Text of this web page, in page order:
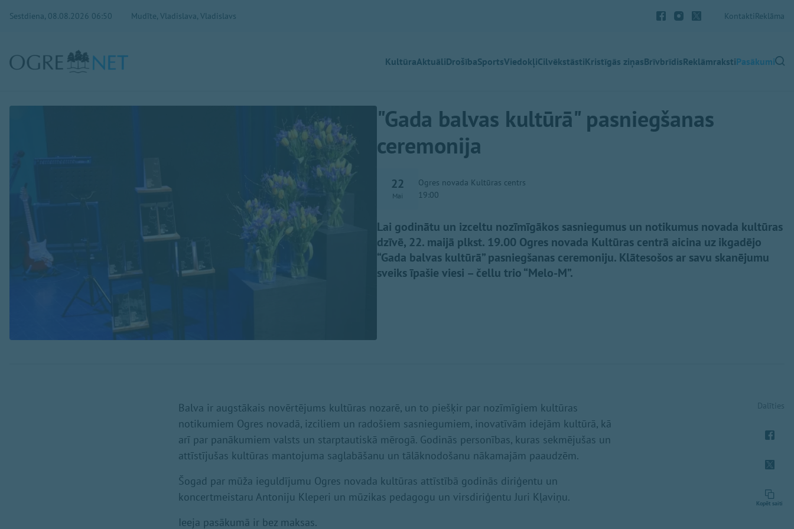
Sestdiena, 08.08.2026 06:50 Mudīte, Vladislava, Vladislavs KontaktiReklāma
KultūraAktuāliDrošībaSportsViedokļiCilvēkstāstiKristīgās ziņasBrīvbrīdisReklāmrakstiPasākumi
"Gada balvas kultūrā" pasniegšanas
ceremonija
22
Mai
Ogres novada Kultūras centrs
19:00
Lai godinātu un izceltu nozīmīgākos sasniegumus un notikumus novada kultūras
dzīvē, 22. maijā plkst. 19.00 Ogres novada Kultūras centrā aicina uz ikgadējo
“Gada balvas kultūrā” pasniegšanas ceremoniju. Klātesošos ar savu skanējumu
sveiks īpašie viesi – čellu trio “Melo-M”.
Balva ir augstākais novērtējums kultūras nozarē, un to piešķir par nozīmīgiem kultūras
notikumiem Ogres novadā, izciliem un radošiem sasniegumiem, inovatīvām idejām kultūrā, kā
arī par panākumiem valsts un starptautiskā mērogā. Godinās personības, kuras sekmējušas un
attīstījušas kultūras mantojuma saglabāšanu un tālāknodošanu nākamajām paaudzēm.
Šogad par mūža ieguldījumu Ogres novada kultūras attīstībā godinās diriģentu un
koncertmeistaru Antoniju Kleperi un mūzikas pedagogu un virsdiriģentu Juri Kļaviņu.
Ieeja pasākumā ir bez maksas.
Dalīties
Kopēt saiti